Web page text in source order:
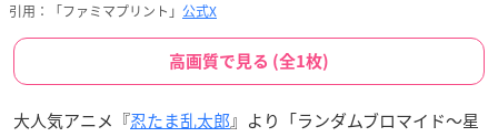
引用：「ファミマプリント」 公式X
高画質で見る (全1枚)
大人気アニメ『忍たま乱太郎』より「ランダムブロマイド〜星